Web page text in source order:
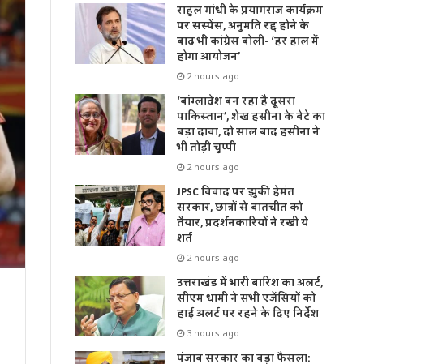
राहुल गांधी के प्रयागराज कार्यक्रम
पर सस्पेंस, अनुमति रद्द होने के
बाद भी कांग्रेस बोली- ‘हर हाल में
होगा आयोजन’
2 hours ago
‘बांग्लादेश बन रहा है दूसरा
पाकिस्तान’, शेख हसीना के बेटे का
बड़ा दावा, दो साल बाद हसीना ने
भी तोड़ी चुप्पी
2 hours ago
JPSC विवाद पर झुकी हेमंत
सरकार, छात्रों से बातचीत को
तैयार, प्रदर्शनकारियों ने रखी ये
शर्त
2 hours ago
उत्तराखंड में भारी बारिश का अलर्ट,
सीएम धामी ने सभी एजेंसियों को
हाई अलर्ट पर रहने के दिए निर्देश
3 hours ago
पंजाब सरकार का बड़ा फैसला: